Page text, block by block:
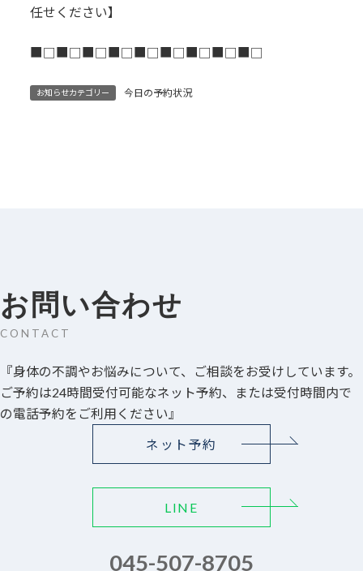
任せください】
■□■□■□■□■□■□■□■□■□
お知らせカテゴリー 今日の予約状況
お問い合わせ
CONTACT
『身体の不調やお悩みについて、ご相談をお受けしています。
ご予約は24時間受付可能なネット予約、または受付時間内で
の電話予約をご利用ください』
ネット予約
LINE
045-507-8705